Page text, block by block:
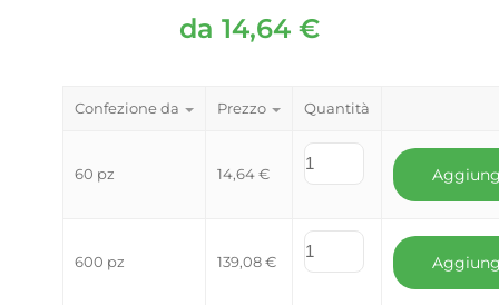
da 14,64 €
Confezione da Prezzo Quantità
60 pz 14,64€
600 pz 139,08€